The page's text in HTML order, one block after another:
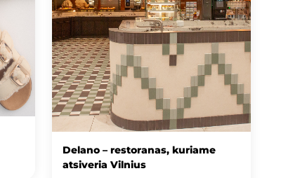
Delano – restoranas, kuriame
atsiveria Vilnius